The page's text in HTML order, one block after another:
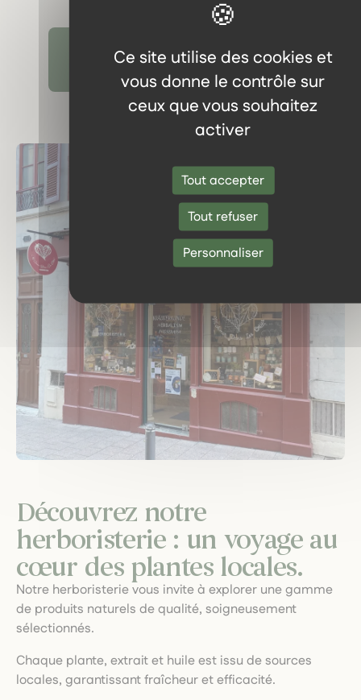
Ce site utilise des cookies et
vous donne le contrôle sur
ceux que vous souhaitez
activer
Tout accepter
Tout refuser
Personnaliser
Découvrir tous les témoignages
Découvrez notre
herboristerie : un voyage au
cœur des plantes locales.
Notre herboristerie vous invite à explorer une gamme
de produits naturels de qualité, soigneusement
sélectionnés.
Chaque plante, extrait et huile est issu de sources
locales, garantissant fraîcheur et efficacité.